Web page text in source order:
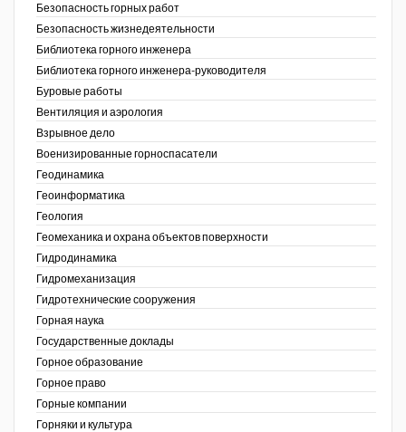
Безопасность горных работ
Безопасность жизнедеятельности
Библиотека горного инженера
Библиотека горного инженера-руководителя
Буровые работы
Вентиляция и аэрология
Взрывное дело
Военизированные горноспасатели
Геодинамика
Геоинформатика
Геология
Геомеханика и охрана объектов поверхности
Гидродинамика
Гидромеханизация
Гидротехнические сооружения
Горная наука
Государственные доклады
Горное образование
Горное право
Горные компании
Горняки и культура
Медицина катастроф
Минеральные ресурсы России
Нефтегазовые технологии
Нефтегазовая вертикаль
Разведка и охрана недр
Стандарт качества